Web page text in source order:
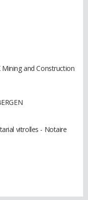
and Construction
vitrolles - Notaire